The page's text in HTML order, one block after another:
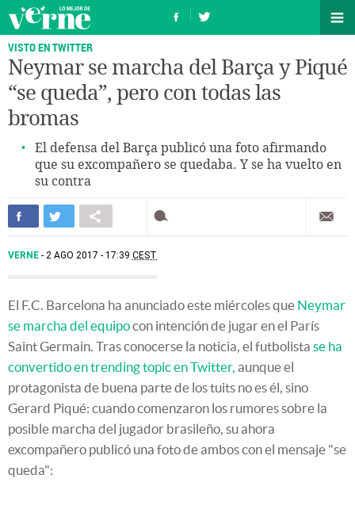
VISTO EN TWITTER
Neymar se marcha del Barça y Piqué
“se queda”, pero con todas las
bromas
El defensa del Barça publicó una foto afirmando
que su excompañero se quedaba. Y se ha vuelto en
su contra
VERNE 2 AGO 2017 - 17:39 CEST
El F.C. Barcelona ha anunciado este miércoles que Neymar
se marcha del equipocon intención de jugar en el París
Saint Germain. Tras conocerse la noticia, el futbolista se ha
convertido en trending topic en Twitter, aunque el
protagonista de buena parte de los tuits no es él, sino
Gerard Piqué: cuando comenzaron los rumores sobre la
posible marcha del jugador brasileño, su ahora
excompañero publicó una foto de ambos con el mensaje "se
queda":